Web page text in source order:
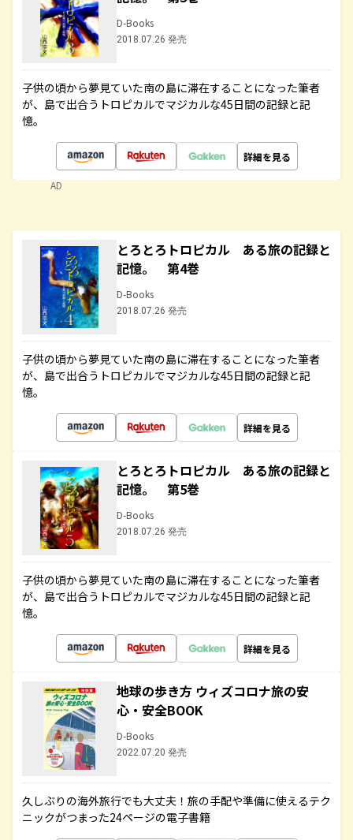
D-Books
2018.07.26 発売
子供の頃から夢見ていた南の島に滞在することになった筆者
が、島で出合うトロピカルでマジカルな45日間の記録と記
憶。
詳細を見る
AD
とろとろトロピカル ある旅の記録と
記憶。 第4巻
D-Books
2018.07.26 発売
子供の頃から夢見ていた南の島に滞在することになった筆者
が、島で出合うトロピカルでマジカルな45日間の記録と記
憶。
詳細を見る
とろとろトロピカル ある旅の記録と
記憶。 第5巻
D-Books
2018.07.26 発売
子供の頃から夢見ていた南の島に滞在することになった筆者
が、島で出合うトロピカルでマジカルな45日間の記録と記
憶。
詳細を見る
地球の歩き方 ウィズコロナ旅の安
心・安全BOOK
D-Books
2022.07.20 発売
久しぶりの海外旅行でも大丈夫！旅の手配や準備に使えるテク
ニックがつまった24ページの電子書籍